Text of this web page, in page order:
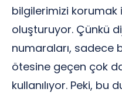
bilgilerimizi
oluşturuyor. Çünkü
numaraları, sadece
ötesine geçen çok
kullanılıyor. Peki, bu